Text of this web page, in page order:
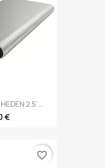
2.5'...
€
favorite_border